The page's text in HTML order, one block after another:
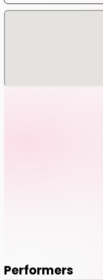
Performers